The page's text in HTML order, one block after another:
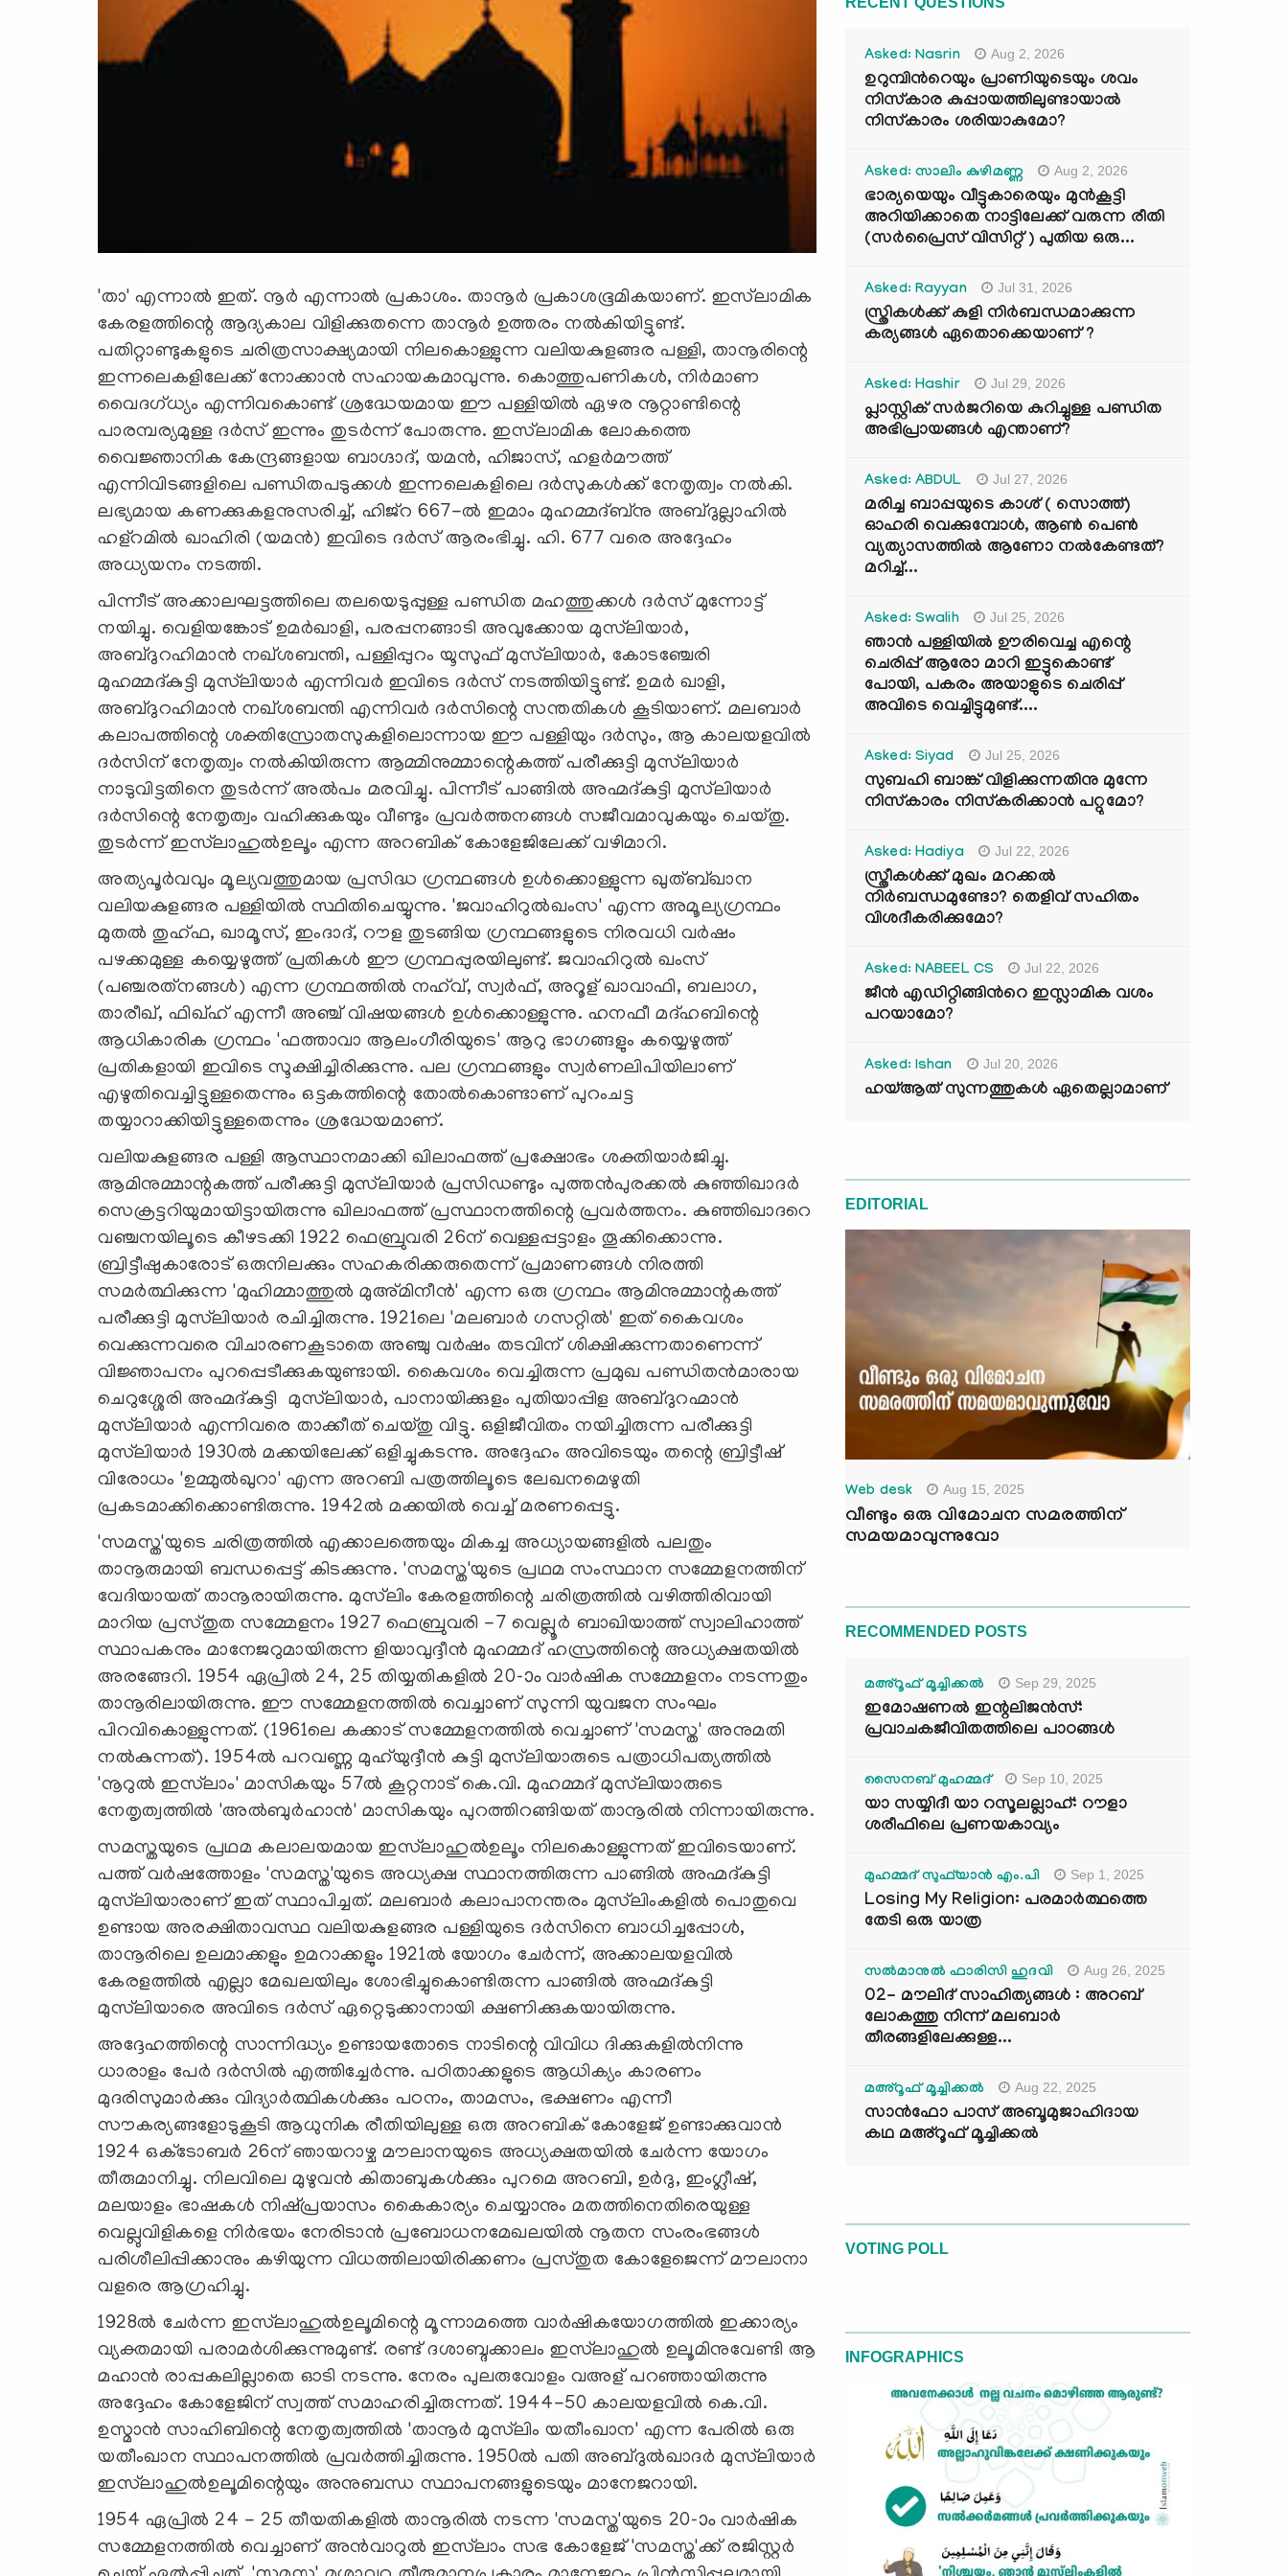
'താ' എന്നാല്‍ ഇത്. നൂര്‍ എന്നാല്‍ പ്രകാശം. താനൂര്‍ പ്രകാശഭൂമികയാണ്. ഇസ്‌ലാമിക
കേരളത്തിന്റെ ആദ്യകാല വിളിക്കുതന്നെ താനൂര്‍ ഉത്തരം നല്‍കിയിട്ടുണ്ട്.
പതിറ്റാണ്ടുകളുടെ ചരിത്രസാക്ഷ്യമായി നിലകൊള്ളുന്ന വലിയകുളങ്ങര പള്ളി, താനൂരിന്റെ
ഇന്നലെകളിലേക്ക് നോക്കാന്‍ സഹായകമാവുന്നു. കൊത്തുപണികള്‍, നിര്‍മാണ
വൈദഗ്ധ്യം എന്നിവകൊണ്ട് ശ്രദ്ധേയമായ ഈ പള്ളിയില്‍ ഏഴര നൂറ്റാണ്ടിന്റെ
പാരമ്പര്യമുള്ള ദര്‍സ് ഇന്നും തുടര്‍ന്ന് പോരുന്നു. ഇസ്‌ലാമിക ലോകത്തെ
വൈജ്ഞാനിക കേന്ദ്രങ്ങളായ ബാഗ്ദാദ്, യമന്‍, ഹിജാസ്, ഹളര്‍മൗത്ത്
എന്നിവിടങ്ങളിലെ പണ്ഡിതപടുക്കള്‍ ഇന്നലെകളിലെ ദര്‍സുകള്‍ക്ക് നേതൃത്വം നല്‍കി.
ലഭ്യമായ കണക്കുകളനുസരിച്ച്, ഹിജ്‌റ 667-ല്‍ ഇമാം മുഹമ്മദ്ബ്‌നു അബ്ദുല്ലാഹില്‍
ഹള്‌റമില്‍ ഖാഹിരി (യമന്‍) ഇവിടെ ദര്‍സ് ആരംഭിച്ചു. ഹി. 677 വരെ അദ്ദേഹം
അധ്യയനം നടത്തി.
പിന്നീട് അക്കാലഘട്ടത്തിലെ തലയെടുപ്പുള്ള പണ്ഡിത മഹത്തുക്കള്‍ ദര്‍സ് മുന്നോട്ട്
നയിച്ചു. വെളിയങ്കോട് ഉമര്‍ഖാളി, പരപ്പനങ്ങാടി അവുക്കോയ മുസ്‌ലിയാര്‍,
അബ്ദുറഹിമാന്‍ നഖ്ശബന്തി, പള്ളിപ്പുറം യൂസുഫ് മുസ്‌ലിയാര്‍, കോടഞ്ചേരി
മുഹമ്മദ്കുട്ടി മുസ്‌ലിയാര്‍ എന്നിവര്‍ ഇവിടെ ദര്‍സ് നടത്തിയിട്ടുണ്ട്. ഉമര്‍ ഖാളി,
അബ്ദുറഹിമാന്‍ നഖ്ശബന്തി എന്നിവര്‍ ദര്‍സിന്റെ സന്തതികള്‍ കൂടിയാണ്. മലബാര്‍
കലാപത്തിന്റെ ശക്തിസ്രോതസുകളിലൊന്നായ ഈ പള്ളിയും ദര്‍സും, ആ കാലയളവില്‍
ദര്‍സിന് നേതൃത്വം നല്‍കിയിരുന്ന ആമ്മിനുമ്മാന്റെകത്ത് പരീക്കുട്ടി മുസ്‌ലിയാര്‍
നാടുവിട്ടതിനെ തുടര്‍ന്ന് അല്‍പം മരവിച്ചു. പിന്നീട് പാങ്ങില്‍ അഹ്മദ്കുട്ടി മുസ്‌ലിയാര്‍
ദര്‍സിന്റെ നേതൃത്വം വഹിക്കുകയും വീണ്ടും പ്രവര്‍ത്തനങ്ങള്‍ സജീവമാവുകയും ചെയ്തു.
തുടര്‍ന്ന് ഇസ്‌ലാഹുല്‍ഉലൂം എന്ന അറബിക് കോളേജിലേക്ക് വഴിമാറി.
അത്യപൂര്‍വവും മൂല്യവത്തുമായ പ്രസിദ്ധ ഗ്രന്ഥങ്ങള്‍ ഉള്‍ക്കൊള്ളുന്ന ഖുത്ബ്ഖാന
വലിയകുളങ്ങര പള്ളിയില്‍ സ്ഥിതിചെയ്യുന്നു. 'ജവാഹിറുല്‍ഖംസ' എന്ന അമൂല്യഗ്രന്ഥം
മുതല്‍ തുഹ്ഫ, ഖാമൂസ്, ഇംദാദ്, റൗള തുടങ്ങിയ ഗ്രന്ഥങ്ങളുടെ നിരവധി വര്‍ഷം
പഴക്കമുള്ള കയ്യെഴുത്ത് പ്രതികള്‍ ഈ ഗ്രന്ഥപ്പുരയിലുണ്ട്. ജവാഹിറുല്‍ ഖംസ്
(പഞ്ചരത്‌നങ്ങള്‍) എന്ന ഗ്രന്ഥത്തില്‍ നഹ്‌വ്, സ്വര്‍ഫ്, അറൂള് ഖാവാഫി, ബലാഗ,
താരീഖ്, ഫിഖ്ഹ് എന്നീ അഞ്ച് വിഷയങ്ങള്‍ ഉള്‍ക്കൊള്ളുന്നു. ഹനഫീ മദ്ഹബിന്റെ
ആധികാരിക ഗ്രന്ഥം 'ഫത്താവാ ആലംഗീരിയുടെ' ആറു ഭാഗങ്ങളും കയ്യെഴുത്ത്
പ്രതികളായി ഇവിടെ സൂക്ഷിച്ചിരിക്കുന്നു. പല ഗ്രന്ഥങ്ങളും സ്വര്‍ണലിപിയിലാണ്
എഴുതിവെച്ചിട്ടുള്ളതെന്നും ഒട്ടകത്തിന്റെ തോല്‍കൊണ്ടാണ് പുറംചട്ട
തയ്യാറാക്കിയിട്ടുള്ളതെന്നും ശ്രദ്ധേയമാണ്.
വലിയകുളങ്ങര പള്ളി ആസ്ഥാനമാക്കി ഖിലാഫത്ത് പ്രക്ഷോഭം ശക്തിയാര്‍ജിച്ചു.
ആമിനുമ്മാന്റകത്ത് പരീക്കുട്ടി മുസ്‌ലിയാര്‍ പ്രസിഡണ്ടും പുത്തന്‍പുരക്കല്‍ കുഞ്ഞിഖാദര്‍
സെക്രട്ടറിയുമായിട്ടായിരുന്നു ഖിലാഫത്ത് പ്രസ്ഥാനത്തിന്റെ പ്രവര്‍ത്തനം. കുഞ്ഞിഖാദറെ
വഞ്ചനയിലൂടെ കീഴടക്കി 1922 ഫെബ്രുവരി 26ന് വെള്ളപ്പട്ടാളം തൂക്കിക്കൊന്നു.
ബ്രിട്ടീഷുകാരോട് ഒരുനിലക്കും സഹകരിക്കരുതെന്ന് പ്രമാണങ്ങള്‍ നിരത്തി
സമര്‍ത്ഥിക്കുന്ന 'മുഹിമ്മാത്തുല്‍ മുഅ്മിനീന്‍' എന്ന ഒരു ഗ്രന്ഥം ആമിനുമ്മാന്റകത്ത്
പരീക്കുട്ടി മുസ്‌ലിയാര്‍ രചിച്ചിരുന്നു. 1921ലെ 'മലബാര്‍ ഗസറ്റില്‍' ഇത് കൈവശം
വെക്കുന്നവരെ വിചാരണകൂടാതെ അഞ്ചു വര്‍ഷം തടവിന് ശിക്ഷിക്കുന്നതാണെന്ന്
വിജ്ഞാപനം പുറപ്പെടീക്കുകയുണ്ടായി. കൈവശം വെച്ചിരുന്ന പ്രമുഖ പണ്ഡിതന്‍മാരായ
ചെറുശ്ശേരി അഹ്മദ്കുട്ടി മുസ്‌ലിയാര്‍, പാനായിക്കുളം പുതിയാപ്പിള അബ്ദുറഹ്മാന്‍
മുസ്‌ലിയാര്‍ എന്നിവരെ താക്കീത് ചെയ്തു വിട്ടു. ഒളിജീവിതം നയിച്ചിരുന്ന പരീക്കുട്ടി
മുസ്‌ലിയാര്‍ 1930ല്‍ മക്കയിലേക്ക് ഒളിച്ചുകടന്നു. അദ്ദേഹം അവിടെയും തന്റെ ബ്രിട്ടീഷ്
വിരോധം 'ഉമ്മുല്‍ഖുറാ' എന്ന അറബി പത്രത്തിലൂടെ ലേഖനമെഴുതി
പ്രകടമാക്കിക്കൊണ്ടിരുന്നു. 1942ല്‍ മക്കയില്‍ വെച്ച് മരണപ്പെട്ടു.
'സമസ്ത'യുടെ ചരിത്രത്തില്‍ എക്കാലത്തെയും മികച്ച അധ്യായങ്ങളില്‍ പലതും
താനൂരുമായി ബന്ധപ്പെട്ട് കിടക്കുന്നു. 'സമസ്ത'യുടെ പ്രഥമ സംസ്ഥാന സമ്മേളനത്തിന്
വേദിയായത് താനൂരായിരുന്നു. മുസ്‌ലിം കേരളത്തിന്റെ ചരിത്രത്തില്‍ വഴിത്തിരിവായി
മാറിയ പ്രസ്തുത സമ്മേളനം 1927 ഫെബ്രുവരി -7 വെല്ലൂര്‍ ബാഖിയാത്ത് സ്വാലിഹാത്ത്
സ്ഥാപകനും മാനേജറുമായിരുന്ന ളിയാവുദ്ദീന്‍ മുഹമ്മദ് ഹസ്രത്തിന്റെ അധ്യക്ഷതയില്‍
അരങ്ങേറി. 1954 ഏപ്രില്‍ 24, 25 തിയ്യതികളില്‍ 20-ാം വാര്‍ഷിക സമ്മേളനം നടന്നതും
താനൂരിലായിരുന്നു. ഈ സമ്മേളനത്തില്‍ വെച്ചാണ് സുന്നി യുവജന സംഘം
പിറവികൊള്ളുന്നത്. (1961ലെ കക്കാട് സമ്മേളനത്തില്‍ വെച്ചാണ് 'സമസ്ത' അനുമതി
നല്‍കുന്നത്). 1954ല്‍ പറവണ്ണ മുഹ്‌യുദ്ദീന്‍ കുട്ടി മുസ്‌ലിയാരുടെ പത്രാധിപത്യത്തില്‍
'നൂറുല്‍ ഇസ്‌ലാം' മാസികയും 57ല്‍ കൂറ്റനാട് കെ.വി. മുഹമ്മദ് മുസ്‌ലിയാരുടെ
നേതൃത്വത്തില്‍ 'അല്‍ബുര്‍ഹാന്‍' മാസികയും പുറത്തിറങ്ങിയത് താനൂരില്‍ നിന്നായിരുന്നു.
സമസ്തയുടെ പ്രഥമ കലാലയമായ ഇസ്‌ലാഹുല്‍ഉലൂം നിലകൊള്ളുന്നത് ഇവിടെയാണ്.
പത്ത് വര്‍ഷത്തോളം 'സമസ്ത'യുടെ അധ്യക്ഷ സ്ഥാനത്തിരുന്ന പാങ്ങില്‍ അഹ്മദ്കുട്ടി
മുസ്‌ലിയാരാണ് ഇത് സ്ഥാപിച്ചത്. മലബാര്‍ കലാപാനന്തരം മുസ്‌ലിംകളില്‍ പൊതുവെ
ഉണ്ടായ അരക്ഷിതാവസ്ഥ വലിയകുളങ്ങര പള്ളിയുടെ ദര്‍സിനെ ബാധിച്ചപ്പോള്‍,
താനൂരിലെ ഉലമാക്കളും ഉമറാക്കളും 1921ല്‍ യോഗം ചേര്‍ന്ന്, അക്കാലയളവില്‍
കേരളത്തില്‍ എല്ലാ മേഖലയിലും ശോഭിച്ചുകൊണ്ടിരുന്ന പാങ്ങില്‍ അഹ്മദ്കുട്ടി
മുസ്‌ലിയാരെ അവിടെ ദര്‍സ് ഏറ്റെടുക്കാനായി ക്ഷണിക്കുകയായിരുന്നു.
അദ്ദേഹത്തിന്റെ സാന്നിദ്ധ്യം ഉണ്ടായതോടെ നാടിന്റെ വിവിധ ദിക്കുകളില്‍നിന്നു
ധാരാളം പേര്‍ ദര്‍സില്‍ എത്തിച്ചേര്‍ന്നു. പഠിതാക്കളുടെ ആധിക്യം കാരണം
മുദരിസുമാര്‍ക്കും വിദ്യാര്‍ത്ഥികള്‍ക്കും പഠനം, താമസം, ഭക്ഷണം എന്നീ
സൗകര്യങ്ങളോടുകൂടി ആധുനിക രീതിയിലുള്ള ഒരു അറബിക് കോളേജ് ഉണ്ടാക്കുവാന്‍
1924 ഒക്‌ടോബര്‍ 26ന് ഞായറാഴ്ച മൗലാനയുടെ അധ്യക്ഷതയില്‍ ചേര്‍ന്ന യോഗം
തീരുമാനിച്ചു. നിലവിലെ മുഴുവന്‍ കിതാബുകള്‍ക്കും പുറമെ അറബി, ഉര്‍ദു, ഇംഗ്ലീഷ്,
മലയാളം ഭാഷകള്‍ നിഷ്പ്രയാസം കൈകാര്യം ചെയ്യാനും മതത്തിനെതിരെയുള്ള
വെല്ലുവിളികളെ നിര്‍ഭയം നേരിടാന്‍ പ്രബോധനമേഖലയില്‍ നൂതന സംരംഭങ്ങള്‍
പരിശീലിപ്പിക്കാനും കഴിയുന്ന വിധത്തിലായിരിക്കണം പ്രസ്തുത കോളേജെന്ന് മൗലാനാ
വളരെ ആഗ്രഹിച്ചു.
1928ല്‍ ചേര്‍ന്ന ഇസ്‌ലാഹുല്‍ഉലൂമിന്റെ മൂന്നാമത്തെ വാര്‍ഷികയോഗത്തില്‍ ഇക്കാര്യം
വ്യക്തമായി പരാമര്‍ശിക്കുന്നുമുണ്ട്. രണ്ട് ദശാബ്ദക്കാലം ഇസ്‌ലാഹുല്‍ ഉലൂമിനുവേണ്ടി ആ
മഹാന്‍ രാപ്പകലില്ലാതെ ഓടി നടന്നു. നേരം പുലരുവോളം വഅള് പറഞ്ഞായിരുന്നു
അദ്ദേഹം കോളേജിന് സ്വത്ത് സമാഹരിച്ചിരുന്നത്. 1944-50 കാലയളവില്‍ കെ.വി.
ഉസ്മാന്‍ സാഹിബിന്റെ നേതൃത്വത്തില്‍ 'താനൂര്‍ മുസ്‌ലിം യതീംഖാന' എന്ന പേരില്‍ ഒരു
യതീംഖാന സ്ഥാപനത്തില്‍ പ്രവര്‍ത്തിച്ചിരുന്നു. 1950ല്‍ പതി അബ്ദുല്‍ഖാദര്‍ മുസ്‌ലിയാര്‍
ഇസ്‌ലാഹുല്‍ഉലൂമിന്റെയും അനുബന്ധ സ്ഥാപനങ്ങളുടെയും മാനേജറായി.
1954 ഏപ്രില്‍ 24 - 25 തീയതികളില്‍ താനൂരില്‍ നടന്ന 'സമസ്ത'യുടെ 20-ാം വാര്‍ഷിക
സമ്മേളനത്തില്‍ വെച്ചാണ് അന്‍വാറുല്‍ ഇസ്‌ലാം സഭ കോളേജ് 'സമസ്ത'ക്ക് രജിസ്റ്റര്‍
Asked: Nasrin Aug 2, 2026
ഉറുമ്പിന്‍റെയും പ്രാണിയുടെയും ശവം
നിസ്കാര കുപ്പായത്തിലുണ്ടായാൽ
നിസ്കാരം ശരിയാകുമോ?
Asked: സാലിം കുഴിമണ്ണ Aug 2, 2026
ഭാര്യയെയും വീട്ടുകാരെയും മുൻകൂട്ടി
അറിയിക്കാതെ നാട്ടിലേക്ക് വരുന്ന രീതി
(സർപ്രൈസ് വിസിറ്റ് ) പുതിയ ഒരു...
Asked: Rayyan Jul 31, 2026
സ്ത്രികൾക്ക് കുളി നിർബന്ധമാക്കുന്ന
കര്യങ്ങൾ ഏതൊക്കെയാണ് ?
Asked: Hashir Jul 29, 2026
പ്ലാസ്റ്റിക് സർജറിയെ കുറിച്ചുള്ള പണ്ഡിത
അഭിപ്രായങ്ങൾ എന്താണ്?
Asked: ABDUL Jul 27, 2026
മരിച്ച ബാപ്പയുടെ കാശ് ( സൊത്ത്)
ഓഹരി വെക്കുമ്പോൾ, ആണ്‍ പെണ്‍
വ്യത്യാസത്തില്‍ ആണോ നല്‍കേണ്ടത്?
മറിച്ച്...
Asked: Swalih Jul 25, 2026
ഞാൻ പള്ളിയിൽ ഊരിവെച്ച എന്റെ
ചെരിപ്പ് ആരോ മാറി ഇട്ടുകൊണ്ട്
പോയി, പകരം അയാളുടെ ചെരിപ്പ്
അവിടെ വെച്ചിട്ടുമുണ്ട്....
Asked: Siyad Jul 25, 2026
സുബഹി ബാങ്ക് വിളിക്കുന്നതിനു മുന്നേ
നിസ്കാരം നിസ്കരിക്കാൻ പറ്റുമോ?
Asked: Hadiya Jul 22, 2026
സ്ത്രീകൾക്ക് മുഖം മറക്കൽ
നിർബന്ധമുണ്ടോ? തെളിവ് സഹിതം
വിശദീകരിക്കുമോ?
Asked: NABEEL CS Jul 22, 2026
ജീൻ എഡിറ്റിങ്ങിന്‍റെ ഇസ്ലാമിക വശം
പറയാമോ?
Asked: Ishan Jul 20, 2026
ഹയ്ആത് സുന്നത്തുകൾ ഏതെല്ലാമാണ്
EDITORIAL
Web desk Aug 15, 2025
വീണ്ടും ഒരു വിമോചന സമരത്തിന്
സമയമാവുന്നുവോ
RECOMMENDED POSTS
മഅ്റൂഫ് മൂച്ചിക്കല്‍ Sep 29, 2025
ഇമോഷണൽ ഇന്റലിജൻസ്:
പ്രവാചകജീവിതത്തിലെ പാഠങ്ങൾ
സൈനബ് മുഹമ്മദ് Sep 10, 2025
യാ സയ്യിദീ യാ റസൂലല്ലാഹ്: റൗളാ
ശരീഫിലെ പ്രണയകാവ്യം
മുഹമ്മദ് സുഫ്‌യാൻ എം.പി Sep 1, 2025
Losing My Religion: പരമാർത്ഥത്തെ
തേടി ഒരു യാത്ര
സൽമാനുൽ ഫാരിസി ഹുദവി Aug 26, 2025
02- മൗലിദ് സാഹിത്യങ്ങൾ : അറബ്
ലോകത്തു നിന്ന് മലബാർ
തീരങ്ങളിലേക്കുള്ള...
മഅ്റൂഫ് മൂച്ചിക്കല്‍ Aug 22, 2025
സാൻഫോ പാസ് അബൂമുജാഹിദായ
കഥ മഅ്റൂഫ് മൂച്ചിക്കല്‍
VOTING POLL
INFOGRAPHICS